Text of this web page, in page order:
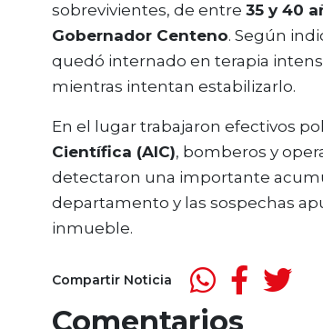
sobrevivientes, de entre 35 y 40
Gobernador Centeno. Según
quedó internado en terapia
mientras intentan estabilizarlo.
En el lugar trabajaron efectivos
Científica (AIC), bomberos y
detectaron una importante
departamento y las sospechas
inmueble.
Compartir Noticia
Comentarios